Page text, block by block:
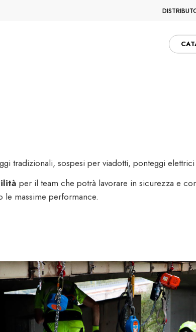
tradizionali, sospesi per viadotti, ponteggi
per il team che potrà lavorare in sicurezza e
le massime performance.